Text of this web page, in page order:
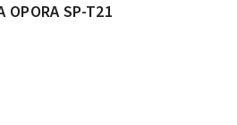
OPORA SP-T21